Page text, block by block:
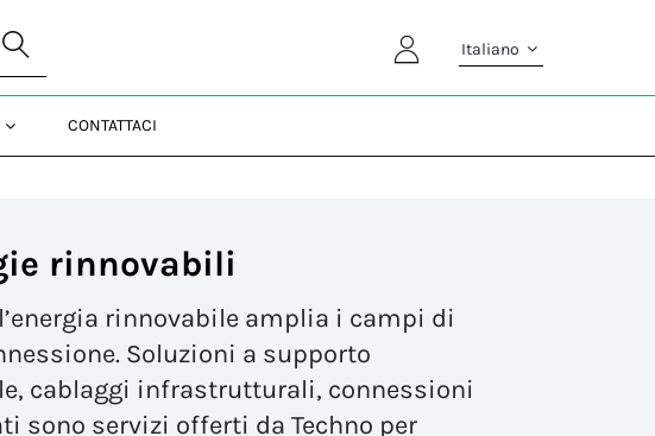
Italiano
CONTATTACI
rinnovabili
rinnovabile amplia i campi di
Soluzioni a supporto
cablaggi infrastrutturali, connessioni
sono servizi offerti da Techno per